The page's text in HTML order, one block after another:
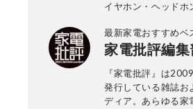
イヤホン・ヘッドホ
ク・アワード審査員
10年以上にわたり試
堂』やFMラジオ『
YouTube「ノムケン
など、幅広いメディ
最新家電おすすめベ
家電批評編集
『家電批評』は
発行している雑誌お
ディア。あらゆる家